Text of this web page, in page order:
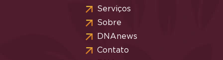
Serviços
Sobre
DNAnews
Contato